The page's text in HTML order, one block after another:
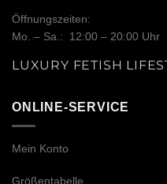
Öffnungszeiten:
Mo. – Sa.: 12:00 – 20:00 Uhr
LUXURY FETISH
ONLINE-SERVICE
Mein Konto
Größentabelle